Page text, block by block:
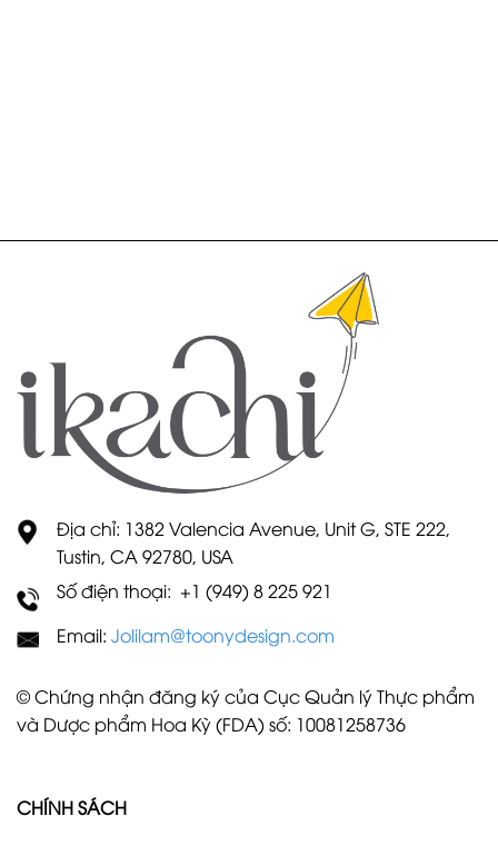
Địa chỉ: 1382 Valencia Avenue, Unit G, STE 222,
Tustin, CA 92780, USA
Số điện thoại: +1 (949) 8 225 921
Email: Jolilam@toonydesign.com
© Chứng nhận đăng ký của Cục Quản lý Thực phẩm
và Dược phẩm Hoa Kỳ (FDA) số: 10081258736
CHÍNH SÁCH